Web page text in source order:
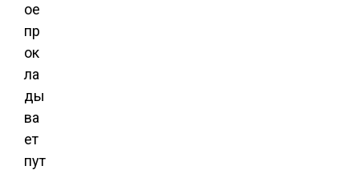
ое
пр
ок
ла
ды
ва
ет
пут